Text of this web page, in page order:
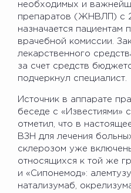
необходимых и
препаратов (ЖНВЛП) с
назначается пациентам
врачебной комиссии.
лекарственного
за счет средств
подчеркнул специалист.
Источник в аппарате
беседе с «Известиями»
отметил, что в
ВЗН для лечения
склерозом уже
относящихся к той же
и «Сипонемод»:
натализумаб,